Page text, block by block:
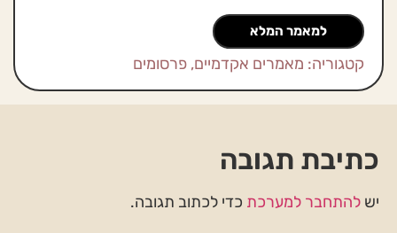
למאמר המלא
קטגוריה: מאמרים אקדמיים, פרסומים
כתיבת תגובה
יש להתחבר למערכת כדי לכתוב תגובה.